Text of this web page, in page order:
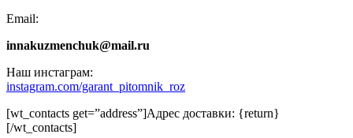
Email:
innakuzmenchuk@mail.ru
Наш инстаграм:
instagram.com/garant_pitomnik_roz
[wt_contacts get=”address”]Адрес доставки: {return}
[/wt_contacts]